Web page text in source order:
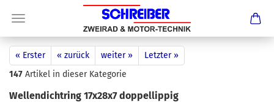
« Erster « zurück weiter »
Letzter »
147 Artikel in dieser Kategorie
Wellendichtring 17x28x7 doppellippig